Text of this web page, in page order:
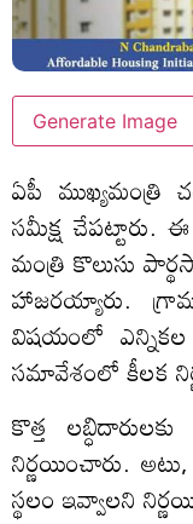
Generate Image
ఏపీ ముఖ్యమంత్రి
సమీక్ష చేపట్టారు.
మంత్రి కొలుసు
హాజరయ్యారు.
విషయంలో
సమావేశంలో కీలక
కొత్త
నిర్ణయించారు.
స్థలం ఇవ్వాలని